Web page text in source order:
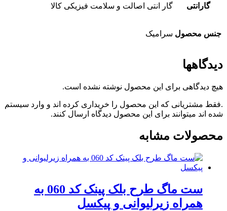
گارانتی گار انتی اصالت و سلامت فیزیکی کالا
جنس محصول سرامیک
دیدگاهها
هیچ دیدگاهی برای این محصول نوشته نشده است.
.فقط مشتریانی که این محصول را خریداری کرده اند و وارد سیستم
شده اند میتوانند برای این محصول دیدگاه ارسال کنند.
محصولات مشابه
ست ماگ طرح بلک پینک کد 060 به
همراه زیرلیوانی و پیکسل